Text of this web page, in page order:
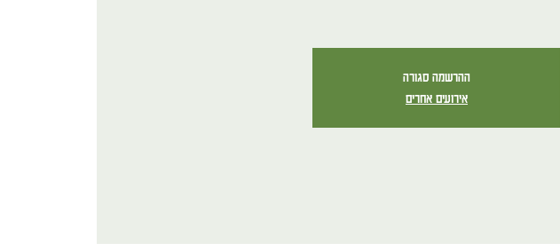
ההרשמה סגורה
אירועים אחרים